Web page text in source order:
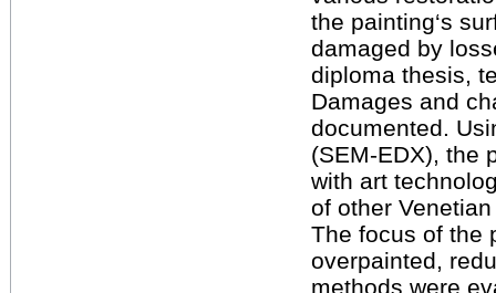
the painting‘s
damaged by
diploma thesis,
Damages and
documented.
(SEM-EDX), the
with art
of other
The focus of the
overpainted,
methods were